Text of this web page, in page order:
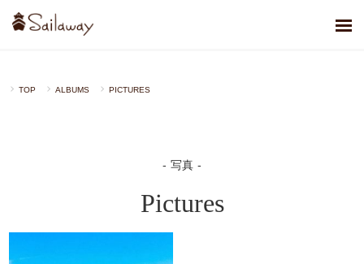
TOP ALBUMS PICTURES
写真
Pictures